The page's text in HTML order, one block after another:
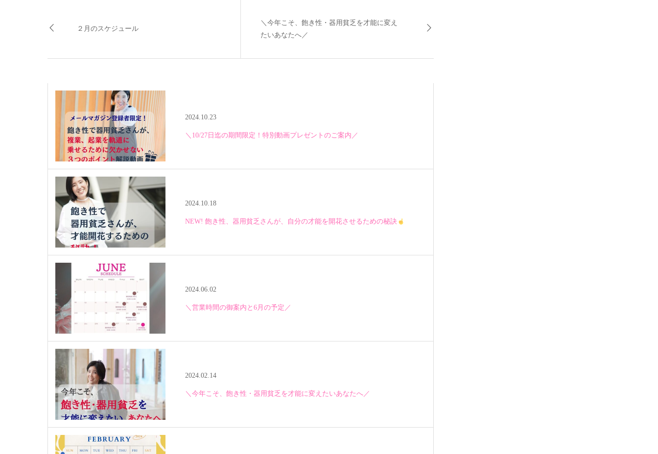
２月のスケジュール
＼今年こそ、飽き性・器用貧乏を才能に変え
たいあなたへ／
2024.10.23
＼10/27日迄の期間限定！特別動画プレゼントのご案内／
2024.10.18
NEW! 飽き性、器用貧乏さんが、自分の才能を開花させるための秘訣
2024.06.02
＼営業時間の御案内と6月の予定／
2024.02.14
＼今年こそ、飽き性・器用貧乏を才能に変えたいあなたへ／